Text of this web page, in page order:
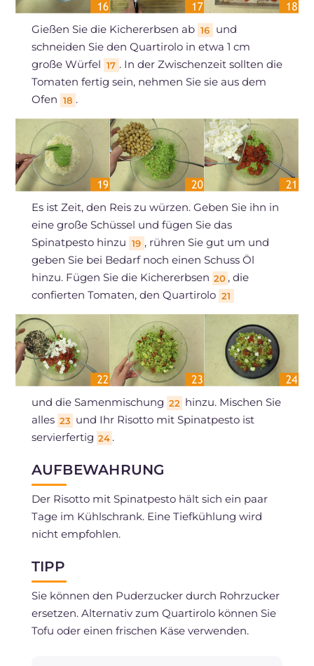
Gießen Sie die Kichererbsen ab 16
und
schneiden Sie den Quartirolo in etwa 1 cm
große Würfel 17 . In der Zwischenzeit sollten die
Tomaten fertig sein, nehmen Sie sie aus dem
Ofen 18 .
Es ist Zeit, den Reis zu würzen. Geben Sie ihn in
eine große Schüssel und fügen Sie das
Spinatpesto hinzu 19 , rühren Sie gut um und
geben Sie bei Bedarf noch einen Schuss Öl
hinzu. Fügen Sie die Kichererbsen 20 , die
confierten Tomaten, den Quartirolo 21
und die Samenmischung 22 hinzu. Mischen Sie
alles 23 und Ihr Risotto mit Spinatpesto ist
servierfertig 24 .
AUFBEWAHRUNG
Der Risotto mit Spinatpesto hält sich ein paar
Tage im Kühlschrank. Eine Tiefkühlung wird
nicht empfohlen.
TIPP
Sie können den Puderzucker durch Rohrzucker
ersetzen. Alternativ zum Quartirolo können Sie
Tofu oder einen frischen Käse verwenden.